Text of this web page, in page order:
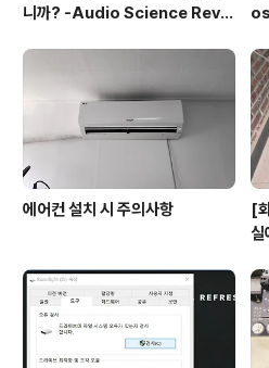
니까? -Audio Science Revie
에어컨 설치 시 주의사항
[
실